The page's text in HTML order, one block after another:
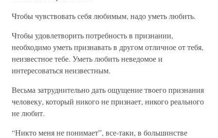
Чтобы чувствовать себя любимым, надо уметь любить.
Чтобы удовлетворить потребность в признании,
необходимо уметь признавать в другом отличное от тебя,
неизвестное тебе. Уметь любить неведомое и
интересоваться неизвестным.
Весьма затруднительно дать ощущение твоего признания
человеку, который никого не признает, никого реального
не любит.
“Никто меня не понимает”, все-таки, в большинстве